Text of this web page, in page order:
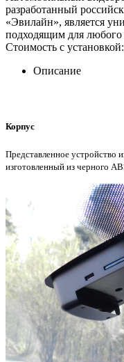
разработанный
«Эвилайн», является
подходящим для любого
Стоимость с установкой:
Описание
Корпус
Представленное устройство
изготовленный из черного